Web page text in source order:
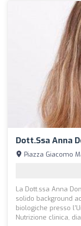
Dott.ssa Anna
Piazza Giacomo
La Dott.ssa Anna
solido background
biologiche presso
Nutrizione clinica,